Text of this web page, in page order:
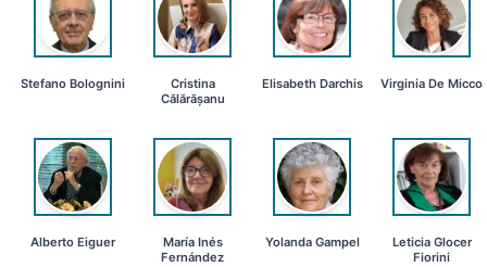
Stefano Bolognini
Cristina
Călărășanu
Elisabeth Darchis Virginia De Micco
Alberto Eiguer
María Inés
Fernández
Yolanda Gampel
Leticia Glocer
Fiorini